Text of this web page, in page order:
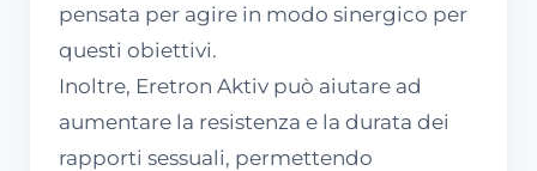
pensata per agire in modo sinergico per
questi obiettivi.
Inoltre, Eretron Aktiv può aiutare ad
aumentare la resistenza e la durata dei
rapporti sessuali, permettendo